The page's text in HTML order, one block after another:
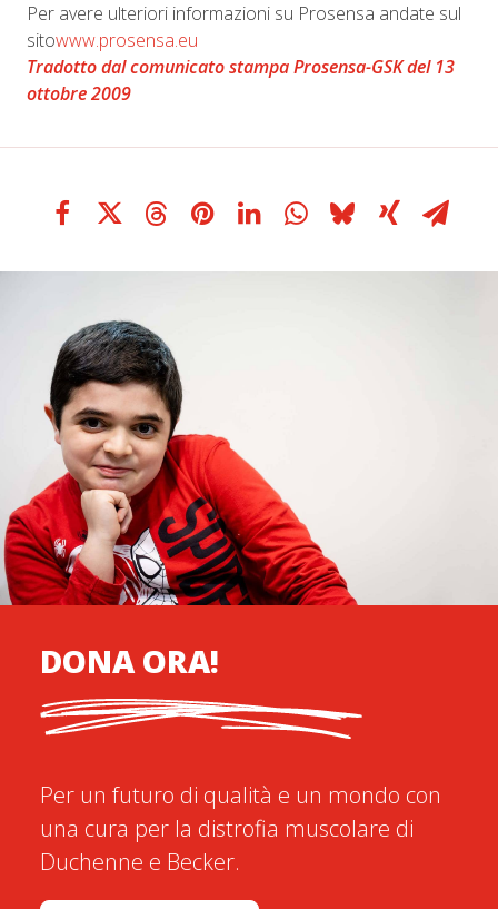
Per avere ulteriori informazioni su Prosensa andate sul
sitowww.prosensa.eu
Tradotto dal comunicato stampa Prosensa-GSK del 13
ottobre 2009
DONA ORA!
Per un futuro di qualità e un mondo con
una cura per la distrofia muscolare di
Duchenne e Becker.